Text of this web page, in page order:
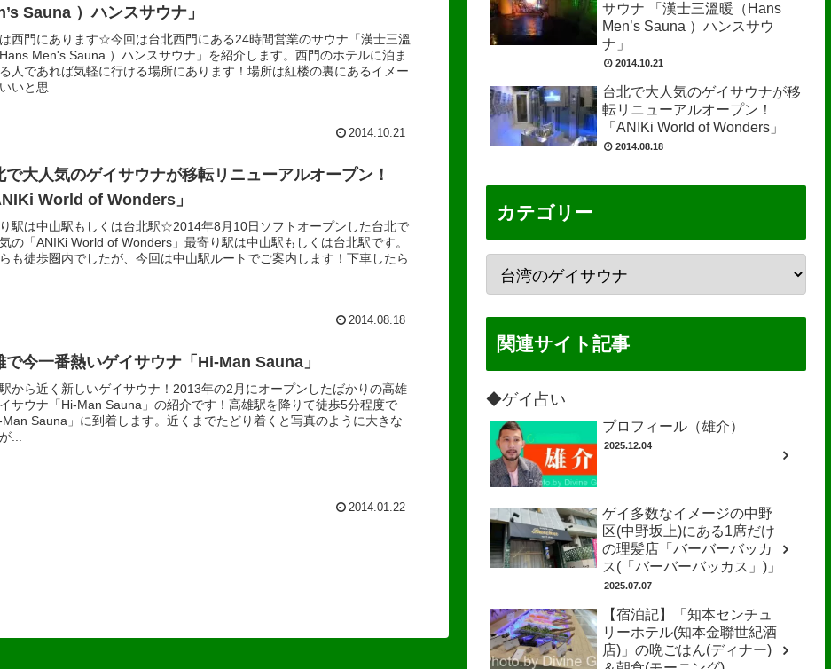
Sauna ）ハンスサウナ」
西門にあります☆今回は台北西門にある24時間営業のサウナ「漢士三溫
Men's Sauna ）ハンスサウナ」を紹介します。西門のホテルに泊ま
人であれば気軽に行ける場所にあります！場所は紅楼の裏にあるイメー
いと思...
2014.10.21
で大人気のゲイサウナが移転リニューアルオープン！
World of Wonders」
駅は中山駅もしくは台北駅☆2014年8月10日ソフトオープンした台北で
の「ANIKi World of Wonders」最寄り駅は中山駅もしくは台北駅です。
も徒歩圏内でしたが、今回は中山駅ルートでご案内します！下車したら
2014.08.18
で今一番熱いゲイサウナ「Hi-Man Sauna」
から近く新しいゲイサウナ！2013年の2月にオープンしたばかりの高雄
サウナ「Hi-Man Sauna」の紹介です！高雄駅を降りて徒歩5分程度で
Man Sauna」に到着します。近くまでたどり着くと写真のように大きな
...
2014.01.22
サウナ 「漢士三溫暖（Hans
Men’s Sauna ）ハンスサウ
ナ」
2014.10.21
台北で大人気のゲイサウナが移
転リニューアルオープン！
「ANIKi World of Wonders」
2014.08.18
カテゴリー
関連サイト記事
◆ゲイ占い
プロフィール（雄介）
2025.12.04
ゲイ多数なイメージの中野
区(中野坂上)にある1席だけ
の理髪店「バーバーバッカ
ス(「バーバーバッカス」)」
2025.07.07
【宿泊記】「知本センチュ
リーホテル(知本金聯世紀酒
店)」の晩ごはん(ディナー)